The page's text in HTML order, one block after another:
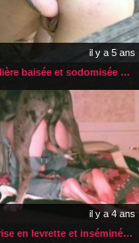
il y a 5 ans
Jeune cavalière baisée et sodomisée par son cheval
il y a 4 ans
Amatrice prise en levrette et inséminée par son gros chien